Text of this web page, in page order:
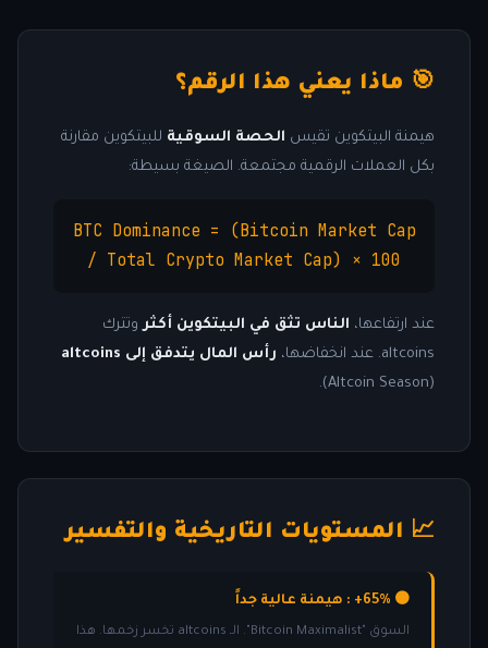
🎯 ماذا يعني هذا الرقم؟
هيمنة البيتكوين تقيس الحصة السوقية للبيتكوين مقارنة
بكل العملات الرقمية مجتمعة. الصيغة بسيطة:
BTC Dominance = (Bitcoin Market Cap
/ Total Crypto Market Cap) × 100
عند ارتفاعها، الناس تثق في البيتكوين أكثروتترك
altcoins. عند انخفاضها،
رأس المال يتدفق إلى altcoins
(Altcoin Season).
📈 المستويات التاريخية والتفسير
🟠 65%+ : هيمنة عالية جداً
السوق "Bitcoin Maximalist". الـ altcoins تخسر زخمها. هذا